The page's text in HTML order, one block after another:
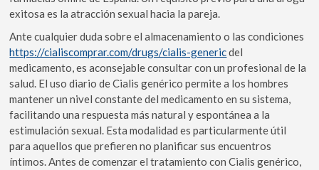
exitosa es la atracción sexual hacia la pareja.
Ante cualquier duda sobre el almacenamiento o las condiciones
https://cialiscomprar.com/drugs/cialis-genericdel
medicamento, es aconsejable consultar con un profesional de la
salud. El uso diario de Cialis genérico permite a los hombres
mantener un nivel constante del medicamento en su sistema,
facilitando una respuesta más natural y espontánea a la
estimulación sexual. Esta modalidad es particularmente útil
para aquellos que prefieren no planificar sus encuentros
íntimos. Antes de comenzar el tratamiento con Cialis genérico,